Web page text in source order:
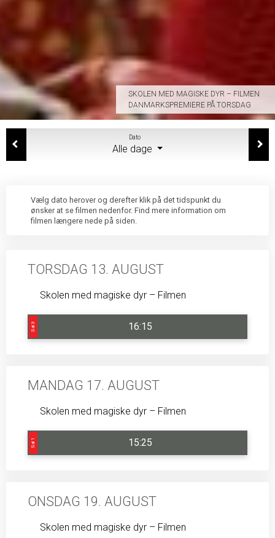
SKOLEN MED MAGISKE DYR – FILMEN
DANMARKSPREMIERE PÅ TORSDAG
Dato
Alle dage
Vælg dato herover og derefter klik på det tidspunkt du
ønsker at se filmen nedenfor. Find mere information om
filmen længere nede på siden.
TORSDAG 13. AUGUST
Skolen med magiske dyr – Filmen
Sal 3 16:15
MANDAG 17. AUGUST
Skolen med magiske dyr – Filmen
Sal 1 15:25
ONSDAG 19. AUGUST
Skolen med magiske dyr – Filmen